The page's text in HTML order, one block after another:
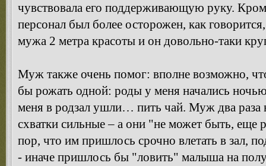
чувствовала его поддерживающую руку.
персонал был более осторожен, как
мужа 2 метра красоты и он довольно-таки
Муж также очень помог: вполне возможно,
бы рожать одной: роды у меня начались
меня в родзал ушли… пить чай. Муж два раза
схватки сильные – а они "не может быть, еще
пор, что им пришлось срочно влетать в зал,
- иначе пришлось бы "ловить" малыша на